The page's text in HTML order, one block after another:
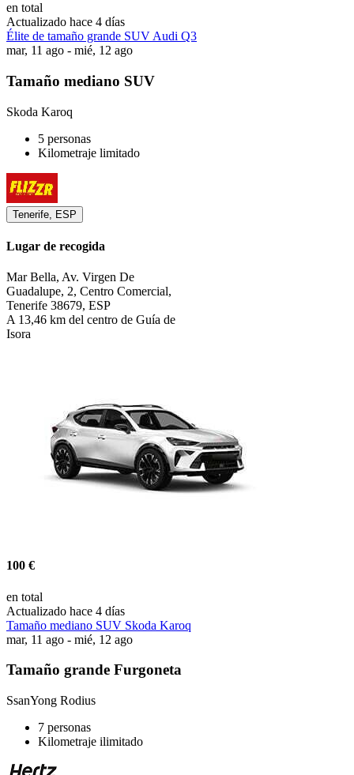
en total
Actualizado hace 4 días
Élite de tamaño grande SUV Audi Q3
mar, 11 ago - mié, 12 ago
Tamaño mediano SUV
Skoda Karoq
5 personas
Kilometraje limitado
Tenerife, ESP
Lugar de recogida
Mar Bella, Av. Virgen De
Guadalupe, 2, Centro Comercial,
Tenerife 38679, ESP
A 13,46 km del centro de Guía de
Isora
100 €
en total
Actualizado hace 4 días
Tamaño mediano SUV Skoda Karoq
mar, 11 ago - mié, 12 ago
Tamaño grande Furgoneta
SsanYong Rodius
7 personas
Kilometraje ilimitado